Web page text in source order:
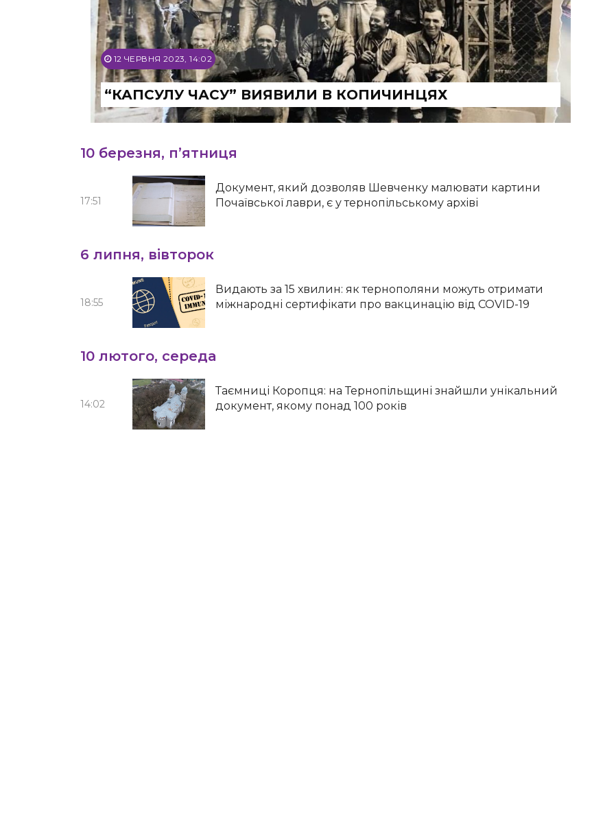
12 ЧЕРВНЯ 2023, 14:02
“КАПСУЛУ ЧАСУ” ВИЯВИЛИ В КОПИЧИНЦЯХ
10 березня, п’ятниця
17:51
Документ, який дозволяв Шевченку малювати картини
Почаївської лаври, є у тернопільському архіві
6 липня, вівторок
18:55
Видають за 15 хвилин: як тернополяни можуть отримати
міжнародні сертифікати про вакцинацію від COVID-19
10 лютого, середа
14:02
Таємниці Коропця: на Тернопільщині знайшли унікальний
документ, якому понад 100 років